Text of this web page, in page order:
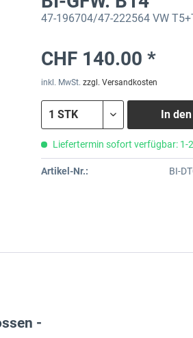
47-196704/47-222564 VW
CHF 140.00 *
inkl. MwSt. zzgl. Versandkosten
In den
Liefertermin sofort verfügbar: 1-
Artikel-Nr.: BI-
-